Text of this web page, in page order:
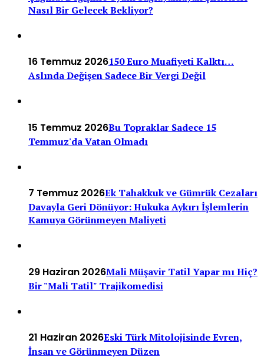
Nasıl Bir Gelecek Bekliyor?
16 Temmuz 2026150 Euro Muafiyeti Kalktı…
Aslında Değişen Sadece Bir Vergi Değil
15 Temmuz 2026Bu Topraklar Sadece 15
Temmuz'da Vatan Olmadı
7 Temmuz 2026Ek Tahakkuk ve Gümrük Cezaları
Davayla Geri Dönüyor: Hukuka Aykırı İşlemlerin
Kamuya Görünmeyen Maliyeti
29 Haziran 2026Mali Müşavir Tatil Yapar mı Hiç?
Bir "Mali Tatil" Trajikomedisi
21 Haziran 2026Eski Türk Mitolojisinde Evren,
İnsan ve Görünmeyen Düzen